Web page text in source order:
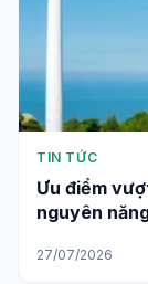
TIN TỨC
Ưu điểm
nguyên
27/07/2026